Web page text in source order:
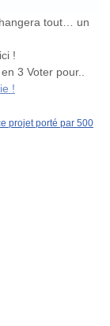
tout… un
!
3 Voter pour..
!
projet porté par 500